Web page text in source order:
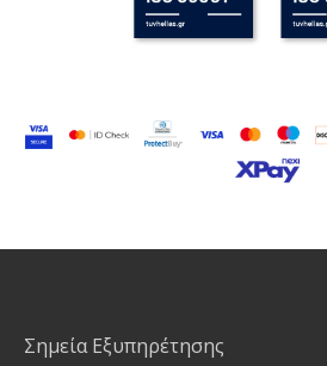
Σημεία Εξυπηρέτησης